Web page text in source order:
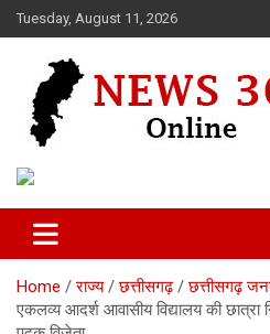
Skip
to
Tuesday, August 11, 2026
News 36
Home राज्य छत्तीसगढ़
छत्तीसगढ़
एकलव्य आदर्श आवासीय विद्यालय की छात्रा